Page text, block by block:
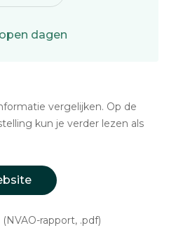
dagen
vergelijken. Op de
kun je verder lezen als
rapport, .pdf)